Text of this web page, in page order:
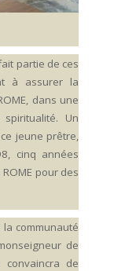
partie de ces
à assurer la
dans une
Un
jeune prêtre,
cinq années
pour des
la communauté
de
convaincra de